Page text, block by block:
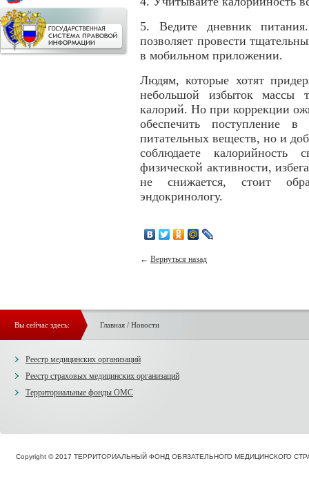
5. Ведите дневник
позволяет провести
в мобильном приложении.
Людям, которые хотят
небольшой избыток массы
калорий. Но при коррекции
обеспечить поступление в
питательных веществ, но и
соблюдаете калорийность
физической активности,
не снижается, стоит
эндокринологу.
← Вернуться назад
Вы сейчас здесь: Главная/ Новости
Реестр медицинских организаций
Реестр страховых медицинских организаций
Территориальные фонды ОМС
Copyright © 2017 ТЕРРИТОРИАЛЬНЫЙ ФОНД ОБЯЗАТЕЛЬНОГО МЕДИЦИНСКОГО